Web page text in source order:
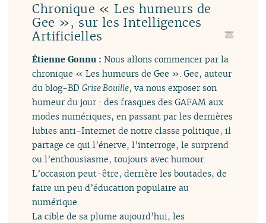
Chronique « Les humeurs de
Gee », sur les Intelligences
Artificielles
Étienne Gonnu :Nous allons commencer par la
chronique « Les humeurs de Gee ». Gee, auteur
du blog-BDGrise Bouille, va nous exposer son
humeur du jour : des frasques des GAFAM aux
modes numériques, en passant par les dernières
lubies anti-Internet de notre classe politique, il
partage ce qui l’énerve, l’interroge, le surprend
ou l’enthousiasme, toujours avec humour.
L’occasion peut-être, derrière les boutades, de
faire un peu d’éducation populaire au
numérique.
La cible de sa plume aujourd’hui, les